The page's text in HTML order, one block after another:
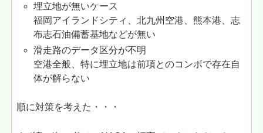
埋立地が無いケース
福岡アイランドシティ、北九州空港、熊本港、志
布志石油備蓄基地などが無い
滑走路のデータ区分が不明
空港全般、特に埋立地は前項とのコンボで存在自
体が解らない
順に対策を考えた・・・